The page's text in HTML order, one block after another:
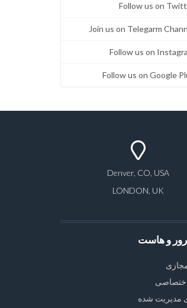
Denver, CO, USA
LONDON, UK
و هاست
مدیریت شده